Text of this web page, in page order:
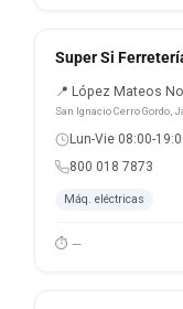
Super Si
📍 López Mateos
San Ignacio Cerro Gordo,
Lun-Vie 08:00-
800 018 7873
Máq. eléctricas
⏱ —